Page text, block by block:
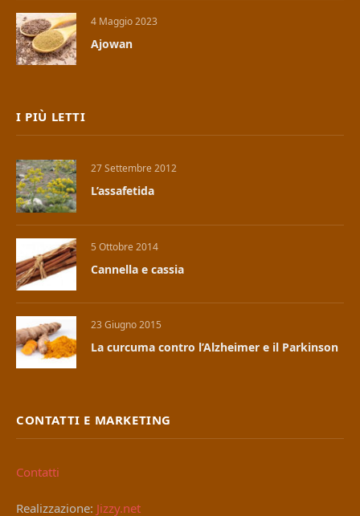
4 Maggio 2023
Ajowan
I PIÙ LETTI
27 Settembre 2012
L’assafetida
5 Ottobre 2014
Cannella e cassia
23 Giugno 2015
La curcuma contro l’Alzheimer e il Parkinson
CONTATTI E MARKETING
Contatti
Realizzazione: Jizzy.net